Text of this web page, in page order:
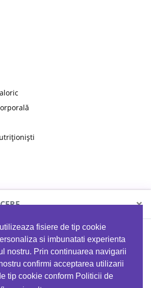
fisiere de tip cookie
si imbunatati experienta
nostru. Prin continuarea navigarii
confirmi acceptarea utilizarii
tip cookie conform Politicii de
×
la orice comandă folosind codul
EATTRACK